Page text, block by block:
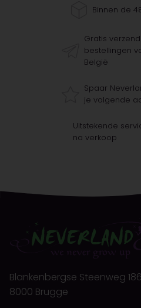
Binnen de
Gratis
bestellingen
België
Spaar
je volgende
Uitstekende
na verkoop
Blankenbergse Steenweg 186
8000 Brugge